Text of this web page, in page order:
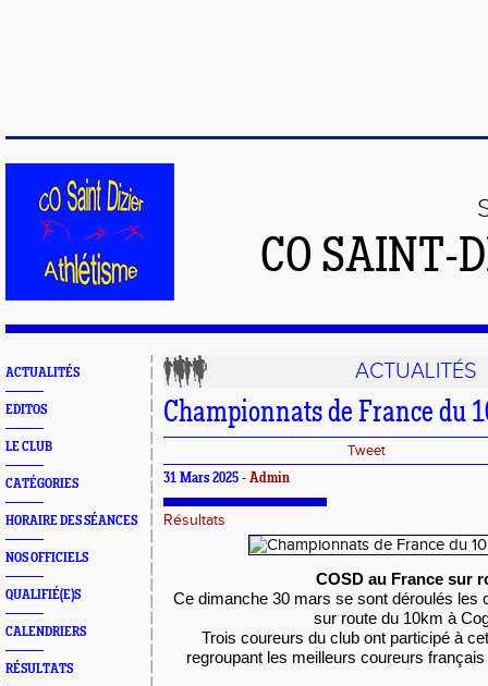
CO SAINT-
ACTUALITÉS
EDITOS
LE CLUB
CATÉGORIES
HORAIRE DES SÉANCES
NOS OFFICIELS
QUALIFIÉ(E)S
CALENDRIERS
RÉSULTATS
ACTUALITÉS
Championnats de France du
Tweet
31 Mars 2025 - Admin
Résultats
COSD au France sur
Ce dimanche 30 mars se sont déroulés les
sur route du 10km à
Trois coureurs du club ont participé à
regroupant les meilleurs coureurs